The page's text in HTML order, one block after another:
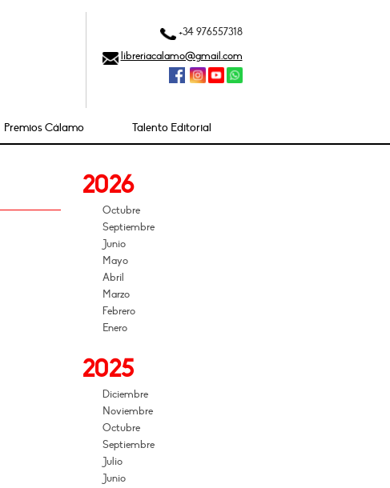
+34 976557318
libreriacalamo@gmail.com
Premios Cálamo Talento Editorial
2026
Octubre
Septiembre
Junio
Mayo
Abril
Marzo
Febrero
Enero
2025
Diciembre
Noviembre
Octubre
Septiembre
Julio
Junio